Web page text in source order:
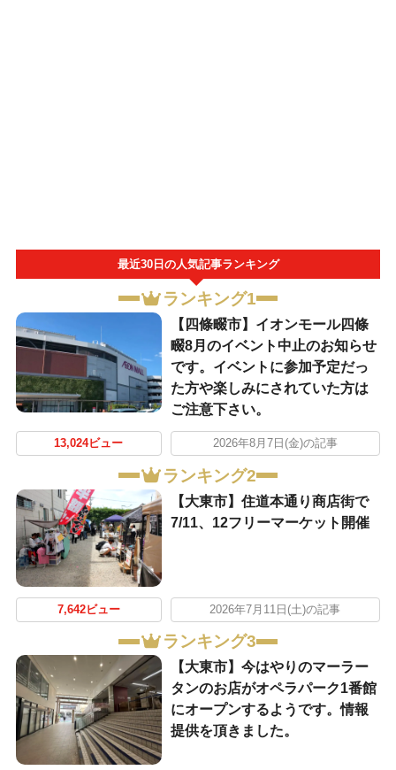
最近30日の人気記事ランキング
ランキング1
【四條畷市】イオンモール四條
畷8月のイベント中止のお知らせ
です。イベントに参加予定だっ
た方や楽しみにされていた方は
ご注意下さい。
13,024ビュー 2026年8月7日(金)の記事
ランキング2
【大東市】住道本通り商店街で
7/11、12フリーマーケット開催
7,642ビュー 2026年7月11日(土)の記事
ランキング3
【大東市】今はやりのマーラー
タンのお店がオペラパーク1番館
にオープンするようです。情報
提供を頂きました。